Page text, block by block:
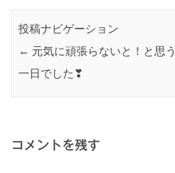
投稿ナビゲーション
← 元気に頑張らないと！と思う
一日でした❣
コメントを残す